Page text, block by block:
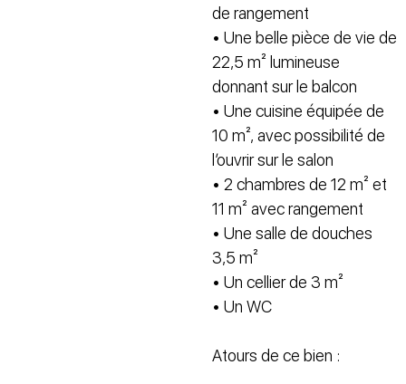
de rangement
• Une belle pièce de vie de
22,5 m² lumineuse
donnant sur le balcon
• Une cuisine équipée de
10 m², avec possibilité de
l’ouvrir sur le salon
• 2 chambres de 12 m² et
11 m² avec rangement
• Une salle de douches
3,5 m²
• Un cellier de 3 m²
• Un WC
Atours de ce bien :